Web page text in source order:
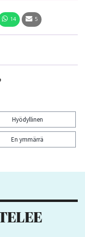
14 5
Hyödyllinen
En ymmärrä